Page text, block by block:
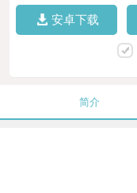
安卓下载
简介